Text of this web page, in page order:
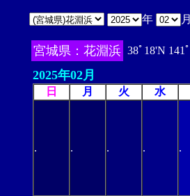
年
宮城県：花淵浜 38ﾟ18'N 141
2025年02月
日 月 火 水
. . . . .